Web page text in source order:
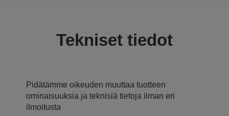
Tekniset tiedot
Pidätämme oikeuden muuttaa tuotteen
ominaisuuksia ja teknisiä tietoja ilman eri
ilmoitusta